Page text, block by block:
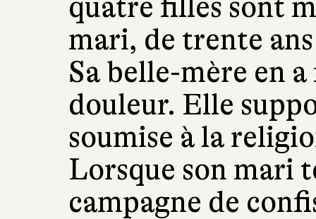
quatre filles sont
mari, de trente
Sa belle-mère en
douleur. Elle
soumise à la
Lorsque son mari
campagne de